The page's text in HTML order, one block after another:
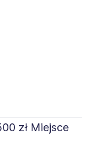
zł Miejsce